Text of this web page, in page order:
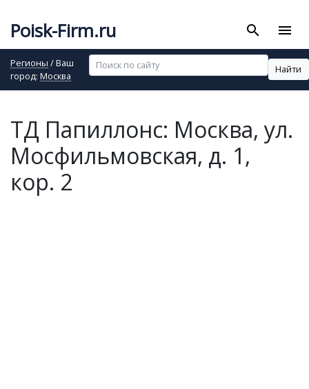
Poisk-Firm.ru search menu
Регионы / Ваш
город: Москва
Найти
ТД Папиллонс: Москва, ул.
Мосфильмовская, д. 1,
кор. 2